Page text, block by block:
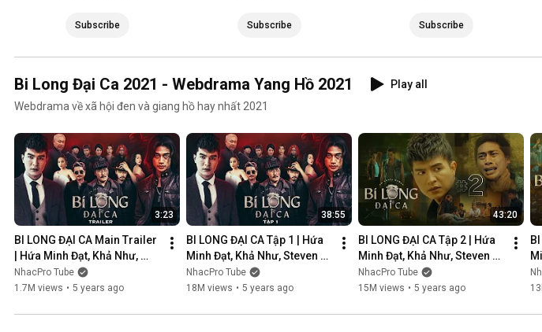
Subscribe Subscribe Subscribe
Bi Long Đại Ca 2021 - Webdrama Yang Hồ 2021
Play all
Webdrama về xã hội đen và giang hồ hay nhất 2021
3:23
BI LONG ĐẠI CA Main Trailer
| Hứa Minh Đạt, Khả Như,
Steven Nguyễn, Lợi Trần |
Webdrama Yang Hồ 2021
NhacPro Tube
1.7M views • 5 years ago
38:55
BI LONG ĐẠI CA Tập 1 | Hứa
Minh Đạt, Khả Như, Steven
Nguyễn, Lợi Trần |
Webdrama Yang Hồ 2021
NhacPro Tube
18M views • 5 years ago
43:20
BI LONG ĐẠI CA Tập 2 | Hứa
Minh Đạt, Khả Như, Steven
Nguyễn, Lợi Trần |
Webdrama Yang Hồ 2021
NhacPro Tube
15M views • 5 years ago